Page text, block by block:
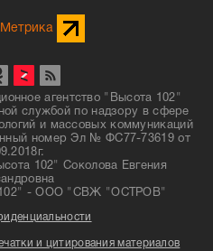
агентство "Высота 102"
службой по надзору в сфере
и массовых коммуникаций
номер Эл № ФС77-73619 от
102" Соколова Евгения
102" - ООО "СВЖ "ОСТРОВ"
и цитирования материалов